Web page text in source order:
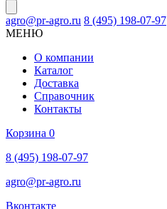
agro@pr-agro.ru 8 (495) 198-07-97
МЕНЮ
О компании
Каталог
Доставка
Справочник
Контакты
Корзина 0
8 (495) 198-07-97
agro@pr-agro.ru
Вконтакте